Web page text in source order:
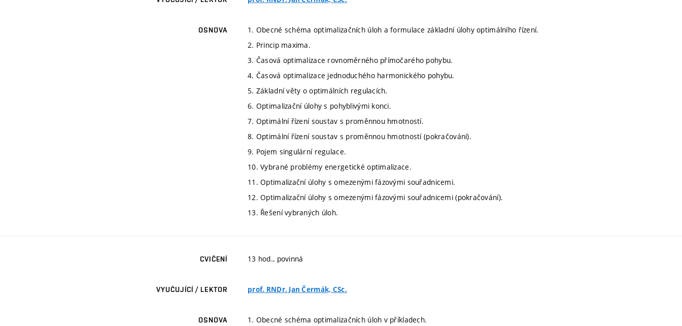
OSNOVA
1. Obecné schéma optimalizačních úloh a formulace základní úlohy optimálního řízení.
2. Princip maxima.
3. Časová optimalizace rovnoměrného přímočarého pohybu.
4. Časová optimalizace jednoduchého harmonického pohybu.
5. Základní věty o optimálních regulacích.
6. Optimalizační úlohy s pohyblivými konci.
7. Optimální řízení soustav s proměnnou hmotností.
8. Optimální řízení soustav s proměnnou hmotností (pokračování).
9. Pojem singulární regulace.
10. Vybrané problémy energetické optimalizace.
11. Optimalizační úlohy s omezenými fázovými souřadnicemi.
12. Optimalizační úlohy s omezenými fázovými souřadnicemi (pokračování).
13. Řešení vybraných úloh.
CVIČENÍ 13 hod., povinná
VYUČUJÍCÍ / LEKTOR prof. RNDr. Jan Čermák, CSc.
OSNOVA
1. Obecné schéma optimalizačních úloh v příkladech.